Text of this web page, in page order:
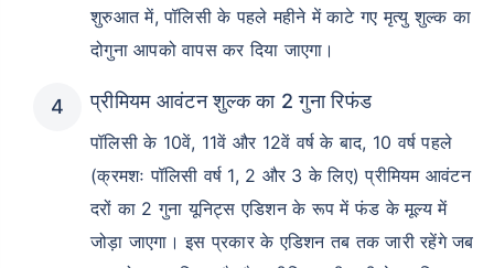
शुरुआत में, पॉलिसी के पहले महीने में काटे गए मृत्यु शुल्क का
दोगुना आपको वापस कर दिया जाएगा।
प्रीमियम आवंटन शुल्क का 2 गुना रिफंड
पॉलिसी के 10वें, 11वें और 12वें वर्ष के बाद, 10 वर्ष पहले
(क्रमशः पॉलिसी वर्ष 1, 2 और 3 के लिए) प्रीमियम आवंटन
दरों का 2 गुना यूनिट्स एडिशन के रूप में फंड के मूल्य में
जोड़ा जाएगा। इस प्रकार के एडिशन तब तक जारी रहेंगे जब
24 वर्ष
₹ 434/माह* ₹ 630/माह *
44 वर्ष